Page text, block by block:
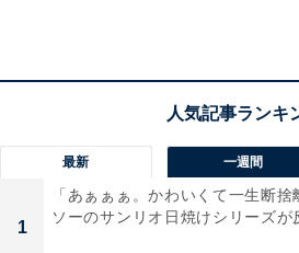
後半は18～27日までです。前半は
ろ」を特別価格の税込110円で、
だけ安くなります（通常は税込165
最新 一週間
1
「あぁぁぁ。かわいくて一生断捨
ソーのサンリオ日焼けシリーズが